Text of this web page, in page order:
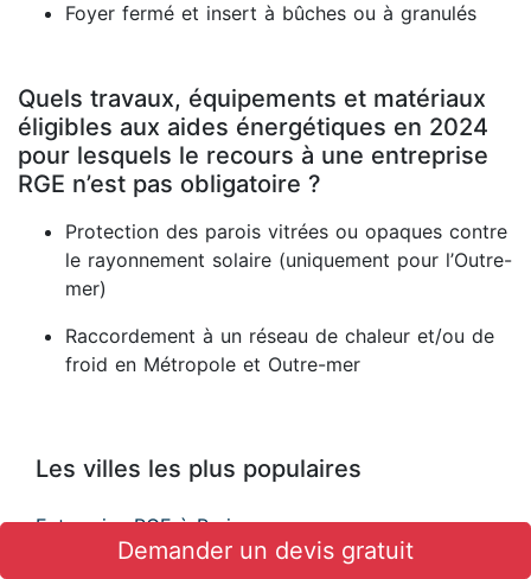
Foyer fermé et insert à bûches ou à granulés
Quels travaux, équipements et matériaux
éligibles aux aides énergétiques en 2024
pour lesquels le recours à une entreprise
RGE n’est pas obligatoire ?
Protection des parois vitrées ou opaques contre
le rayonnement solaire (uniquement pour l’Outre-
mer)
Raccordement à un réseau de chaleur et/ou de
froid en Métropole et Outre-mer
Les villes les plus populaires
Entreprise RGE à Paris
Entreprise RGE à Marseille
Demander un devis gratuit